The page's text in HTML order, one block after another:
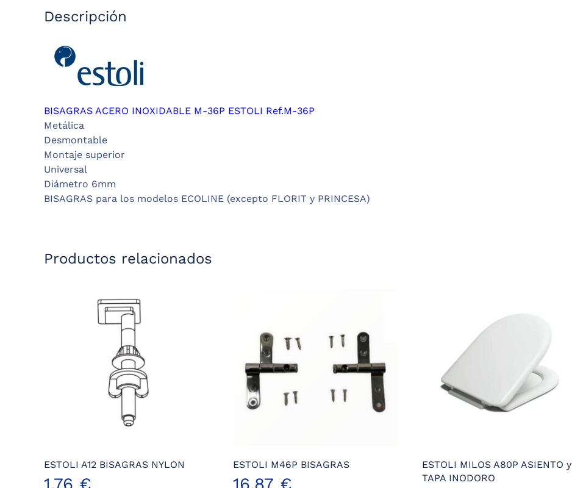
Descripción
BISAGRAS ACERO INOXIDABLE M-36P ESTOLI Ref.M-36P
Metálica
Desmontable
Montaje superior
Universal
Diámetro 6mm
BISAGRAS para los modelos ECOLINE (excepto FLORIT y PRINCESA)
Productos relacionados
ESTOLI A12 BISAGRAS NYLON
1,76 €
ESTOLI M46P BISAGRAS
16,87 €
ESTOLI MILOS A80P ASIENTO y
TAPA INODORO